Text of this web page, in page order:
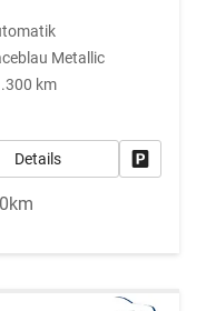
Metallic
km
Details